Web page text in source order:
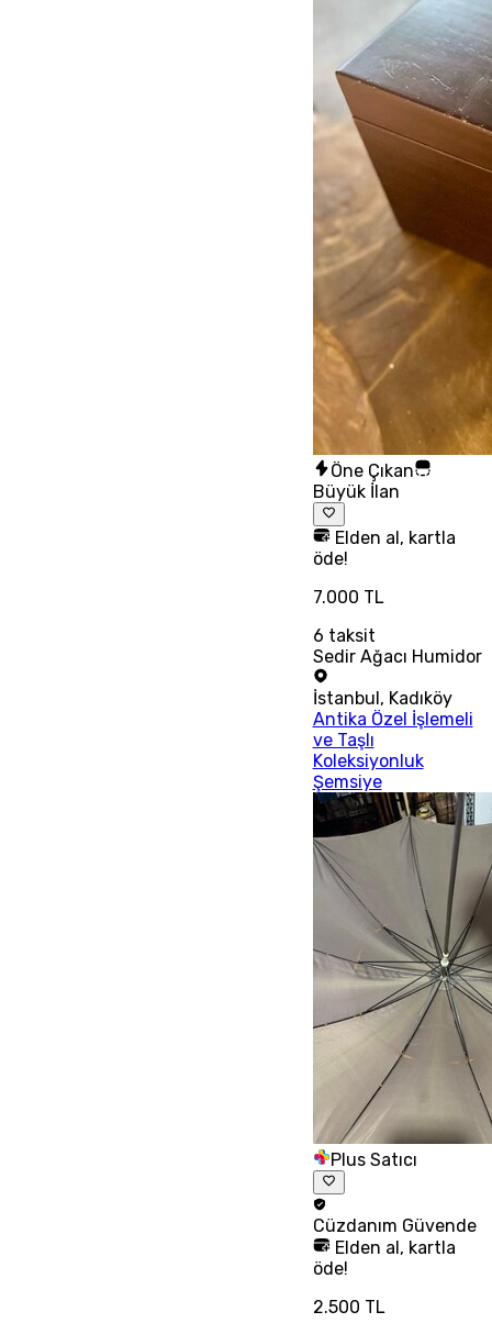
Öne Çıkan
Büyük İlan
Elden al, kartla
öde!
7.000 TL
6 taksit
Sedir Ağacı Humidor
İstanbul, Kadıköy
Antika Özel İşlemeli
ve Taşlı
Koleksiyonluk
Şemsiye
Plus Satıcı
Cüzdanım Güvende
Elden al, kartla
öde!
2.500 TL